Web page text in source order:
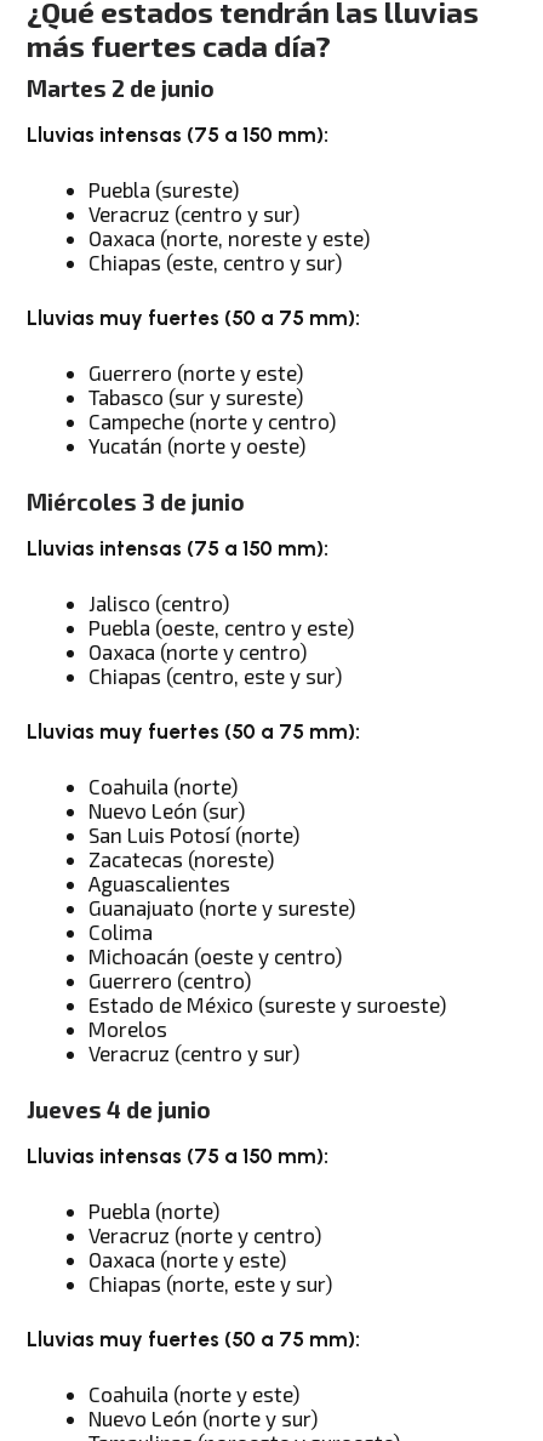
¿Qué estados tendrán las lluvias
más fuertes cada día?
Martes 2 de junio
Lluvias intensas (75 a 150 mm):
Puebla (sureste)
Veracruz (centro y sur)
Oaxaca (norte, noreste y este)
Chiapas (este, centro y sur)
Lluvias muy fuertes (50 a 75 mm):
Guerrero (norte y este)
Tabasco (sur y sureste)
Campeche (norte y centro)
Yucatán (norte y oeste)
Miércoles 3 de junio
Lluvias intensas (75 a 150 mm):
Jalisco (centro)
Puebla (oeste, centro y este)
Oaxaca (norte y centro)
Chiapas (centro, este y sur)
Lluvias muy fuertes (50 a 75 mm):
Coahuila (norte)
Nuevo León (sur)
San Luis Potosí (norte)
Zacatecas (noreste)
Aguascalientes
Guanajuato (norte y sureste)
Colima
Michoacán (oeste y centro)
Guerrero (centro)
Estado de México (sureste y suroeste)
Morelos
Veracruz (centro y sur)
Jueves 4 de junio
Lluvias intensas (75 a 150 mm):
Puebla (norte)
Veracruz (norte y centro)
Oaxaca (norte y este)
Chiapas (norte, este y sur)
Lluvias muy fuertes (50 a 75 mm):
Coahuila (norte y este)
Nuevo León (norte y sur)